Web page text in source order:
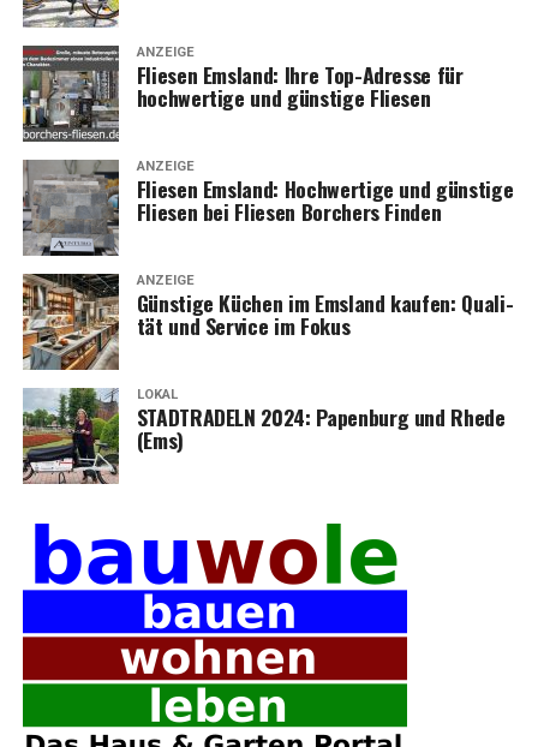
ANZEIGE
Flie­sen Ems­land: Ihre Top-Adres­se für
hoch­wer­ti­ge und güns­ti­ge Fliesen
ANZEIGE
Flie­sen Ems­land: Hoch­wer­ti­ge und güns­ti­ge
Flie­sen bei Flie­sen Bor­chers Finden
ANZEIGE
Güns­ti­ge Küchen im Ems­land kau­fen: Qua­li­
tät und Ser­vice im Fokus
LOKAL
STADTRADELN 2024: Papen­burg und Rhe­de
(Ems)